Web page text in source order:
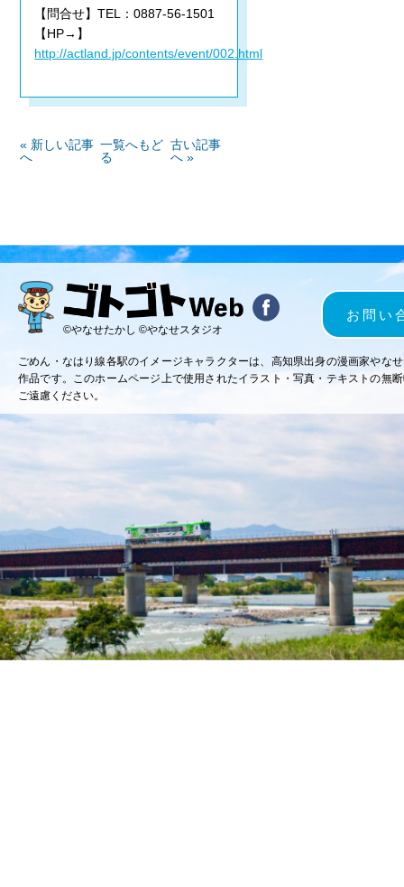
【問合せ】TEL：0887-56-1501
【HP→】
http://actland.jp/contents/event/002.html
« 新しい記事
へ
一覧へもど
る
古い記事
へ »
©やなせたかし ©やなせスタジオ
お問い
ごめん・なはり線各駅のイメージキャラクターは、高知県出身の漫画家やな
作品です。このホームページ上で使用されたイラスト・写真・テキストの無
ご遠慮ください。